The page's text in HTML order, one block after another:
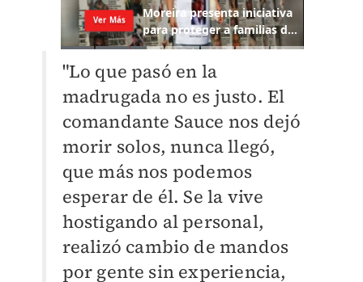
"Lo que pasó en la
madrugada no es justo. El
comandante Sauce nos dejó
morir solos, nunca llegó,
que más nos podemos
esperar de él. Se la vive
hostigando al personal,
realizó cambio de mandos
por gente sin experiencia,